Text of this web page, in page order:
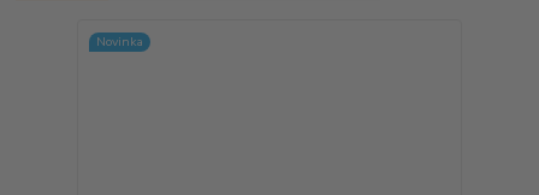
Novinka